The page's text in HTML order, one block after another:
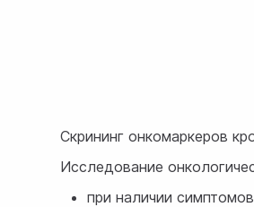
Скрининг онкомаркеров
Исследование
при наличии